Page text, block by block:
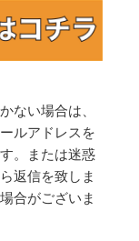
ない場合は、
ルアドレスを
。または迷惑
返信を致しま
合がございま